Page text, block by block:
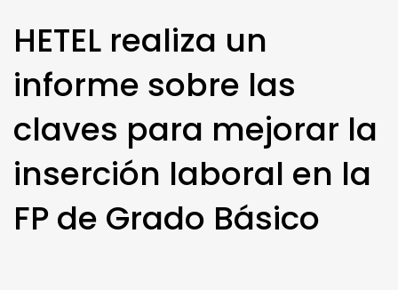
HETEL realiza un
informe sobre las
claves para mejorar la
inserción laboral en la
FP de Grado Básico